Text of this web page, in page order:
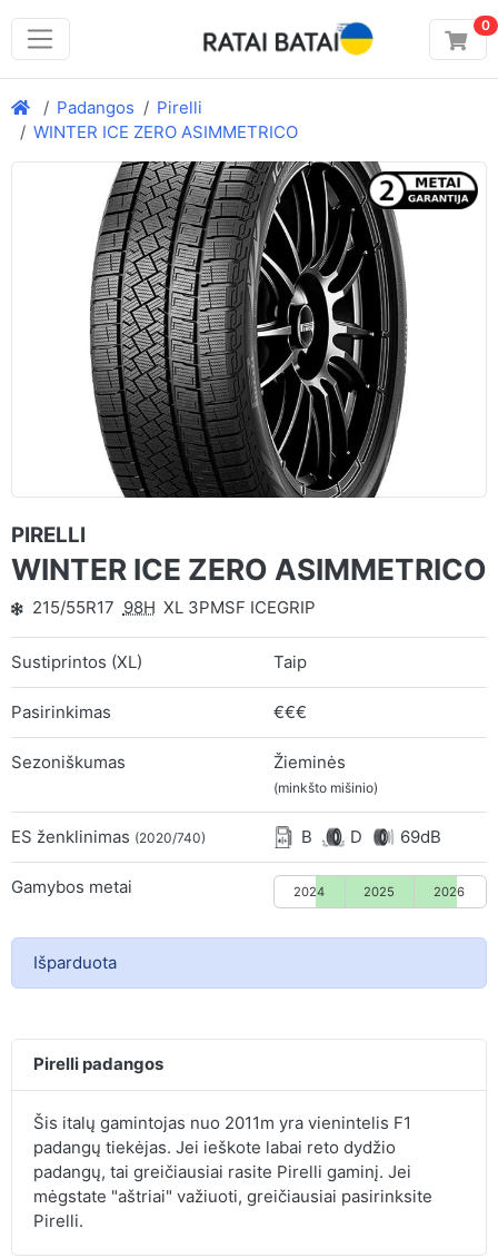
0
Padangos
Pirelli
WINTER ICE ZERO ASIMMETRICO
PIRELLI
WINTER ICE ZERO ASIMMETRICO
215/55R17 98H XL 3PMSF ICEGRIP
Sustiprintos (XL) Taip
Pasirinkimas €€€
Sezoniškumas Žieminės
(minkšto mišinio)
ES ženklinimas (2020/740) B D 69dB
Gamybos metai 2024 2025 2026
Išparduota
Pirelli padangos
Šis italų gamintojas nuo 2011m yra vienintelis F1
padangų tiekėjas. Jei ieškote labai reto dydžio
padangų, tai greičiausiai rasite Pirelli gaminį. Jei
mėgstate "aštriai" važiuoti, greičiausiai pasirinksite
Pirelli.